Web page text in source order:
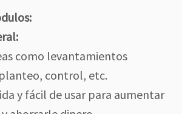
como levantamientos
control, etc.
y fácil de usar para aumentar